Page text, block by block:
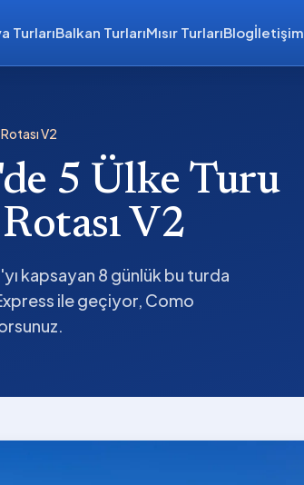
TurlarıBalkan TurlarıMısır TurlarıBlogİletişim
V2
5 Ülke Turu
V2
kapsayan 8 günlük bu turda
ile geçiyor, Como